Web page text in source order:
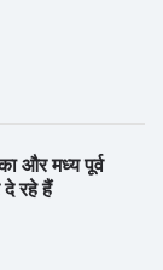
और मध्य पूर्व
रहे हैं